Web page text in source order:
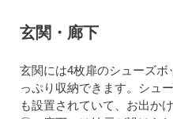
玄関・廊下
玄関には4枚扉のシューズ
っぷり収納できます。シュ
も設置されていて、お出か